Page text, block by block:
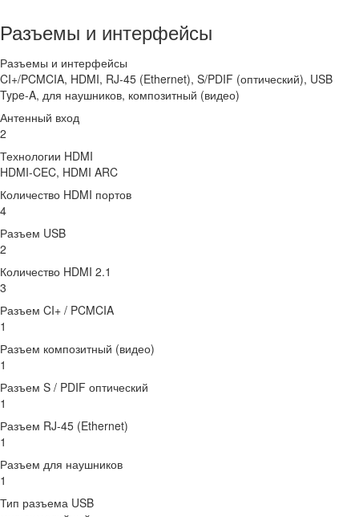
Разъемы и интерфейсы
Разъемы и интерфейсы
CI+/PCMCIA, HDMI, RJ-45 (Ethernet), S/PDIF (оптический), USB
Type-A, для наушников, композитный (видео)
Антенный вход
2
Технологии HDMI
HDMI-CEC, HDMI ARC
Количество HDMI портов
4
Разъем USB
2
Количество HDMI 2.1
3
Разъем CI+ / PCMCIA
1
Разъем композитный (видео)
1
Разъем S / PDIF оптический
1
Разъем RJ-45 (Ethernet)
1
Разъем для наушников
1
Тип разъема USB